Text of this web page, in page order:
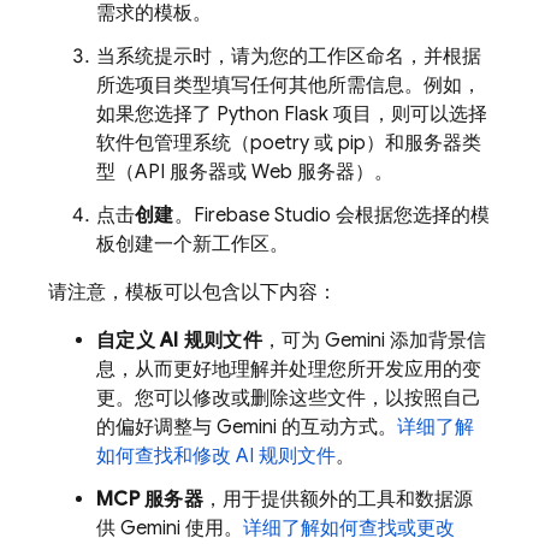
需求的模板。
当系统提示时，请为您的工作区命名，并根据
所选项目类型填写任何其他所需信息。例如，
如果您选择了 Python Flask 项目，则可以选择
软件包管理系统（poetry 或 pip）和服务器类
型（API 服务器或 Web 服务器）。
点击创建。 Firebase Studio 会根据您选择的模
板创建一个新工作区。
请注意，模板可以包含以下内容：
自定义 AI 规则文件，可为 Gemini 添加背景信
息，从而更好地理解并处理您所开发应用的变
更。您可以修改或删除这些文件，以按照自己
的偏好调整与 Gemini 的互动方式。 详细了解
如何查找和修改 AI 规则文件。
MCP 服务器，用于提供额外的工具和数据源
供 Gemini 使用。 详细了解如何查找或更改